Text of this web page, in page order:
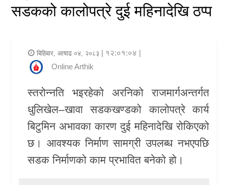
अटो
भिडियो
समाचार
सडकको कालोपत्रे दुई महिनादेखि ठप्प
बिहिबार, आषाढ ०४, २०८३ | १२:०१:०४ |
Online Arthik
स्तरोन्नति भइरहेको अरनिको राजमार्गअन्तर्गत
धुलिखेल–खावा सडकखण्डको कालोपत्रे कार्य
बिटुमिन अभावका कारण दुई महिनादेखि रोकिएको
छ। आवश्यक निर्माण सामग्री उपलब्ध नभएपछि
सडक निर्माणको काम प्रभावित बनेको हो।